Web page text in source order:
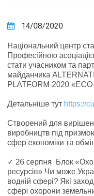
14/08/2020
Національний центр
Професійною
стати учасником та
майданчика
PLATFORM-2020
Детальніше тут https://
Створений для
виробництв під
сфер економіки та
✓ 26 серпня Блок
ресурсів» Чи може
водній сфері? Які
сфері охорони